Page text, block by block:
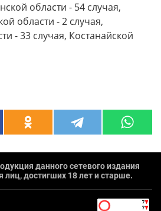
области - 54 случая,
области - 2 случая,
- 33 случая, Костанайской
данного сетевого издания
лиц, достигших 18 лет и старше.